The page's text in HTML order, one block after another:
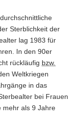
Sterblichkeit der
lag 1983 für
In den 90er
rückläufig bzw.
Weltkriegen
in das
bei Frauen
mehr als 9 Jahre